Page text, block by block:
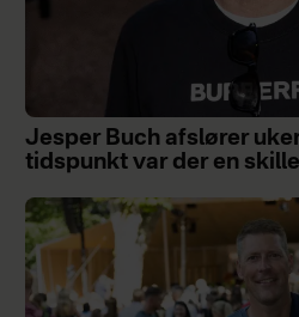
Jesper Buch afslører
tidspunkt var der en